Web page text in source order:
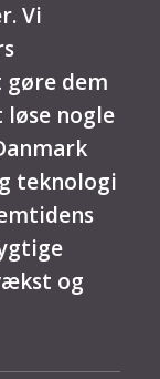
Vi
dem
nogle
teknologi
og